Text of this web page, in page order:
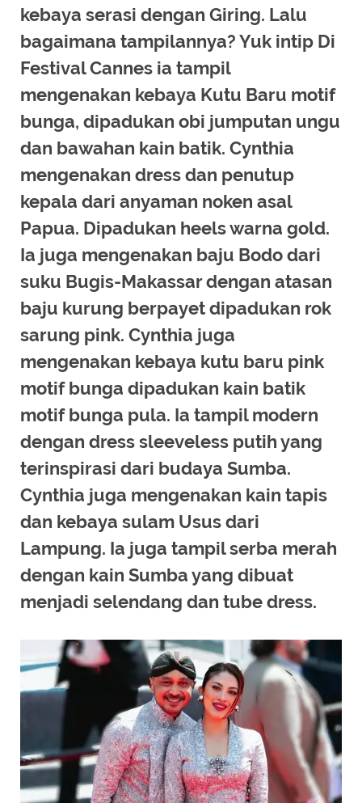
kebaya serasi dengan Giring. Lalu
bagaimana tampilannya? Yuk intip Di
Festival Cannes ia tampil
mengenakan kebaya Kutu Baru motif
bunga, dipadukan obi jumputan ungu
dan bawahan kain batik. Cynthia
mengenakan dress dan penutup
kepala dari anyaman noken asal
Papua. Dipadukan heels warna gold.
Ia juga mengenakan baju Bodo dari
suku Bugis-Makassar dengan atasan
baju kurung berpayet dipadukan rok
sarung pink. Cynthia juga
mengenakan kebaya kutu baru pink
motif bunga dipadukan kain batik
motif bunga pula. Ia tampil modern
dengan dress sleeveless putih yang
terinspirasi dari budaya Sumba.
Cynthia juga mengenakan kain tapis
dan kebaya sulam Usus dari
Lampung. Ia juga tampil serba merah
dengan kain Sumba yang dibuat
menjadi selendang dan tube dress.